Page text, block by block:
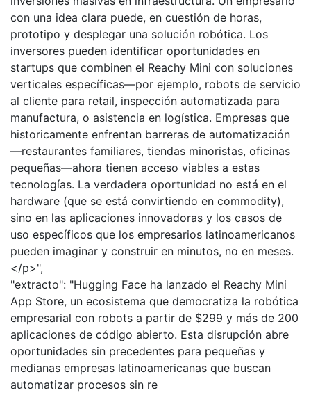
con una idea clara puede, en cuestión de horas,
prototipo y desplegar una solución robótica. Los
inversores pueden identificar oportunidades en
startups que combinen el Reachy Mini con soluciones
verticales específicas—por ejemplo, robots de servicio
al cliente para retail, inspección automatizada para
manufactura, o asistencia en logística. Empresas que
historicamente enfrentan barreras de automatización
—restaurantes familiares, tiendas minoristas, oficinas
pequeñas—ahora tienen acceso viables a estas
tecnologías. La verdadera oportunidad no está en el
hardware (que se está convirtiendo en commodity),
sino en las aplicaciones innovadoras y los casos de
uso específicos que los empresarios latinoamericanos
pueden imaginar y construir en minutos, no en meses.
</p>",
"extracto": "Hugging Face ha lanzado el Reachy Mini
App Store, un ecosistema que democratiza la robótica
empresarial con robots a partir de $299 y más de 200
aplicaciones de código abierto. Esta disrupción abre
oportunidades sin precedentes para pequeñas y
medianas empresas latinoamericanas que buscan
automatizar procesos sin re